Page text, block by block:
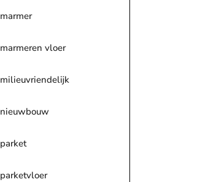
marmer
marmeren vloer
milieuvriendelijk
nieuwbouw
parket
parketvloer